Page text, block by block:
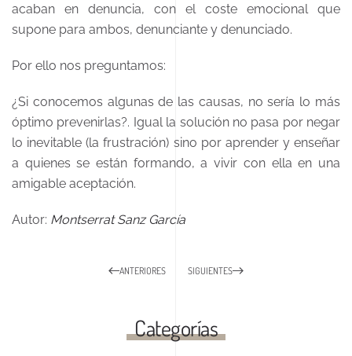
acaban en denuncia, con el coste emocional que
supone para ambos, denunciante y denunciado.
Por ello nos preguntamos:
¿Si conocemos algunas de las causas, no sería lo más
óptimo prevenirlas?. Igual la solución no pasa por negar
lo inevitable (la frustración) sino por aprender y enseñar
a quienes se están formando, a vivir con ella en una
amigable aceptación.
Autor: Montserrat Sanz García
ANTERIORES SIGUIENTES
Categorías